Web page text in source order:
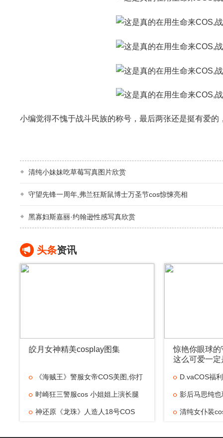
小编觉得不愧于战斗民族的称号，最后两张还是挺有爱的
清纯小妹妹吃草莓写真图片欣赏
守望先锋一周年,弗兰狂斯鼠博士万圣节cos惊悚亮相
黑寡妇斯嘉丽·约翰逊性感写真欣赏
头条资讯
皎月女神精美cosplay图集
《海贼王》警服女帝COS美图,你打
几 时崎狂三警服cos 小姐姐上演长腿
丝神还原《龙珠》人造人18号COS
惊艳你眼球
这么可爱一定
D.vaCOS福
影后马思纯
高还原
清纯女仆装